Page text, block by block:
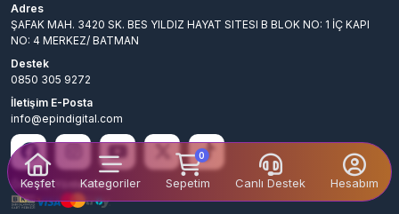
Keşfet Kategoriler
0
Sepetim Canlı Destek Hesabım
Adres
ŞAFAK MAH. 3420 SK. BES YILDIZ HAYAT SITESI B BLOK NO: 1 İÇ KAPI
NO: 4 MERKEZ/ BATMAN
Destek
0850 305 9272
İletişim E-Posta
info@epindigital.com
Ödeme Yöntemleri